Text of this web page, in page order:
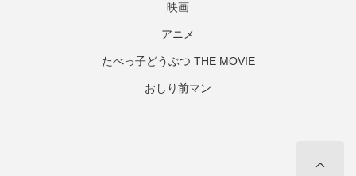
映画
アニメ
たべっ子どうぶつ THE MOVIE
おしり前マン